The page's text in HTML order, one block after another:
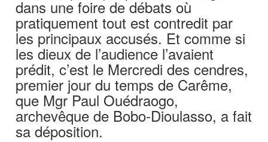
dans une foire de débats où
pratiquement tout est contredit par
les principaux accusés. Et comme si
les dieux de l’audience l’avaient
prédit, c’est le Mercredi des cendres,
premier jour du temps de Carême,
que Mgr Paul Ouédraogo,
archevêque de Bobo-Dioulasso, a fait
sa déposition.